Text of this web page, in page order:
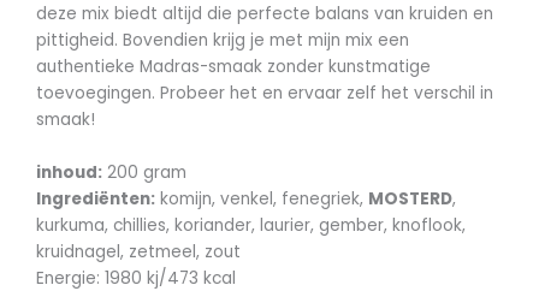
deze mix biedt altijd die perfecte balans van kruiden en
pittigheid. Bovendien krijg je met mijn mix een
authentieke Madras-smaak zonder kunstmatige
toevoegingen. Probeer het en ervaar zelf het verschil in
smaak!
inhoud: 200 gram
Ingrediënten: komijn, venkel, fenegriek, MOSTERD,
kurkuma, chillies, koriander, laurier, gember, knoflook,
kruidnagel, zetmeel, zout
Energie: 1980 kj/473 kcal